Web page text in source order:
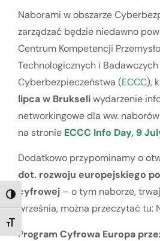
TOGGLE HIGH CONTRAST
TOGGLE FONT SIZE
Naborami w obszarze
zarządzać będzie niedawno
Centrum Kompetencji
Technologicznych i
Cyberbezpieczeństwa (ECCC),
lipca w Brukseliwydarzenie
networkingowe dla ww.
na stronie ECCC Info Day, 9
Dodatkowo przypominamy o
dot. rozwoju europejskiego
cyfrowej – o tym naborze,
września, można przeczytać tu:
Program Cyfrowa Europa